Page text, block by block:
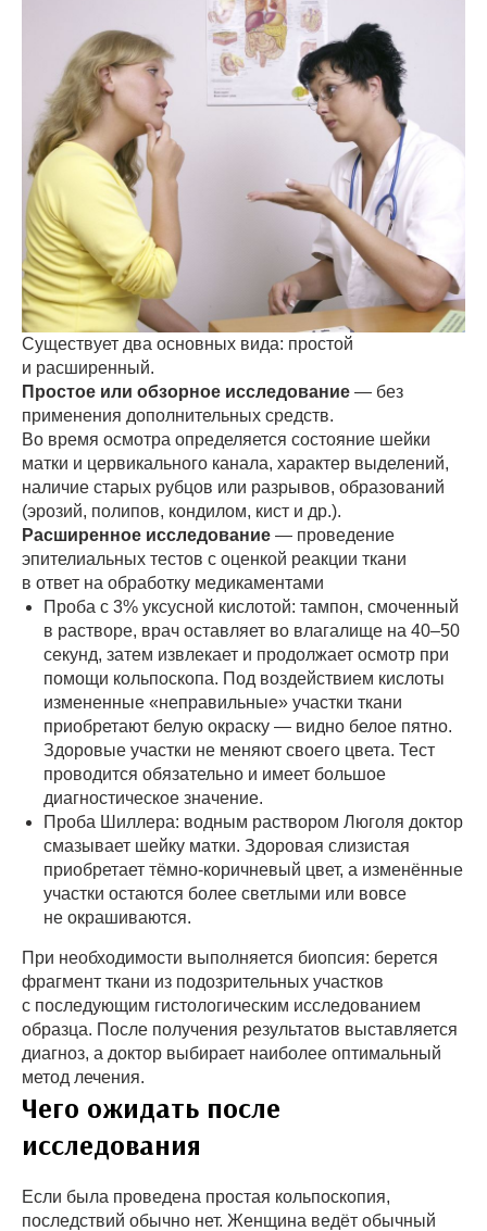
Существует два основных вида: простой
и расширенный.
Простое или обзорное исследование — без
применения дополнительных средств.
Во время осмотра определяется состояние шейки
матки и цервикального канала, характер выделений,
наличие старых рубцов или разрывов, образований
(эрозий, полипов, кондилом, кист и др.).
Расширенное исследование — проведение
эпителиальных тестов с оценкой реакции ткани
в ответ на обработку медикаментами
Проба с 3% уксусной кислотой: тампон, смоченный
в растворе, врач оставляет во влагалище на 40–50
секунд, затем извлекает и продолжает осмотр при
помощи кольпоскопа. Под воздействием кислоты
измененные «неправильные» участки ткани
приобретают белую окраску — видно белое пятно.
Здоровые участки не меняют своего цвета. Тест
проводится обязательно и имеет большое
диагностическое значение.
Проба Шиллера: водным раствором Люголя доктор
смазывает шейку матки. Здоровая слизистая
приобретает тёмно-коричневый цвет, а изменённые
участки остаются более светлыми или вовсе
не окрашиваются.
При необходимости выполняется биопсия: берется
фрагмент ткани из подозрительных участков
с последующим гистологическим исследованием
образца. После получения результатов выставляется
диагноз, а доктор выбирает наиболее оптимальный
метод лечения.
Чего ожидать после
исследования
Если была проведена простая кольпоскопия,
последствий обычно нет. Женщина ведёт обычный